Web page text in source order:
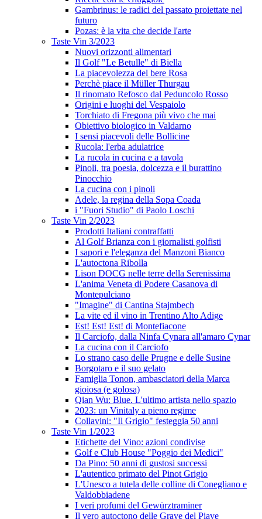
Gambrinus: le radici del passato proiettate nel
futuro
Pozas: è la vita che decide l'arte
Taste Vin 3/2023
Nuovi orizzonti alimentari
Il Golf "Le Betulle" di Biella
La piacevolezza del bere Rosa
Perchè piace il Müller Thurgau
Il rinomato Refosco dal Peduncolo Rosso
Origini e luoghi del Vespaiolo
Torchiato di Fregona più vivo che mai
Obiettivo biologico in Valdarno
I sensi piacevoli delle Bollicine
Rucola: l'erba adulatrice
La rucola in cucina e a tavola
Pinoli, tra poesia, dolcezza e il burattino
Pinocchio
La cucina con i pinoli
Adele, la regina della Sopa Coada
i "Fuori Studio" di Paolo Loschi
Taste Vin 2/2023
Prodotti Italiani contraffatti
Al Golf Brianza con i giornalisti golfisti
I sapori e l'eleganza del Manzoni Bianco
L'autoctona Ribolla
Lison DOCG nelle terre della Serenissima
L'anima Veneta di Podere Casanova di
Montepulciano
"Imagine" di Cantina Stajmbech
La vite ed il vino in Trentino Alto Adige
Est! Est! Est! di Montefiacone
Il Carciofo, dalla Ninfa Cynara all'amaro Cynar
La cucina con il Carciofo
Lo strano caso delle Prugne e delle Susine
Borgotaro e il suo gelato
Famiglia Tonon, ambasciatori della Marca
gioiosa (e golosa)
Qian Wu: Blue. L'ultimo artista nello spazio
2023: un Vinitaly a pieno regime
Collavini: "Il Grigio" festeggia 50 anni
Taste Vin 1/2023
Etichette del Vino: azioni condivise
Golf e Club House "Poggio dei Medici"
Da Pino: 50 anni di gustosi successi
L'autentico primato del Pinot Grigio
L'Unesco a tutela delle colline di Conegliano e
Valdobbiadene
I veri profumi del Gewürztraminer
Il vero autoctono delle Grave del Piave